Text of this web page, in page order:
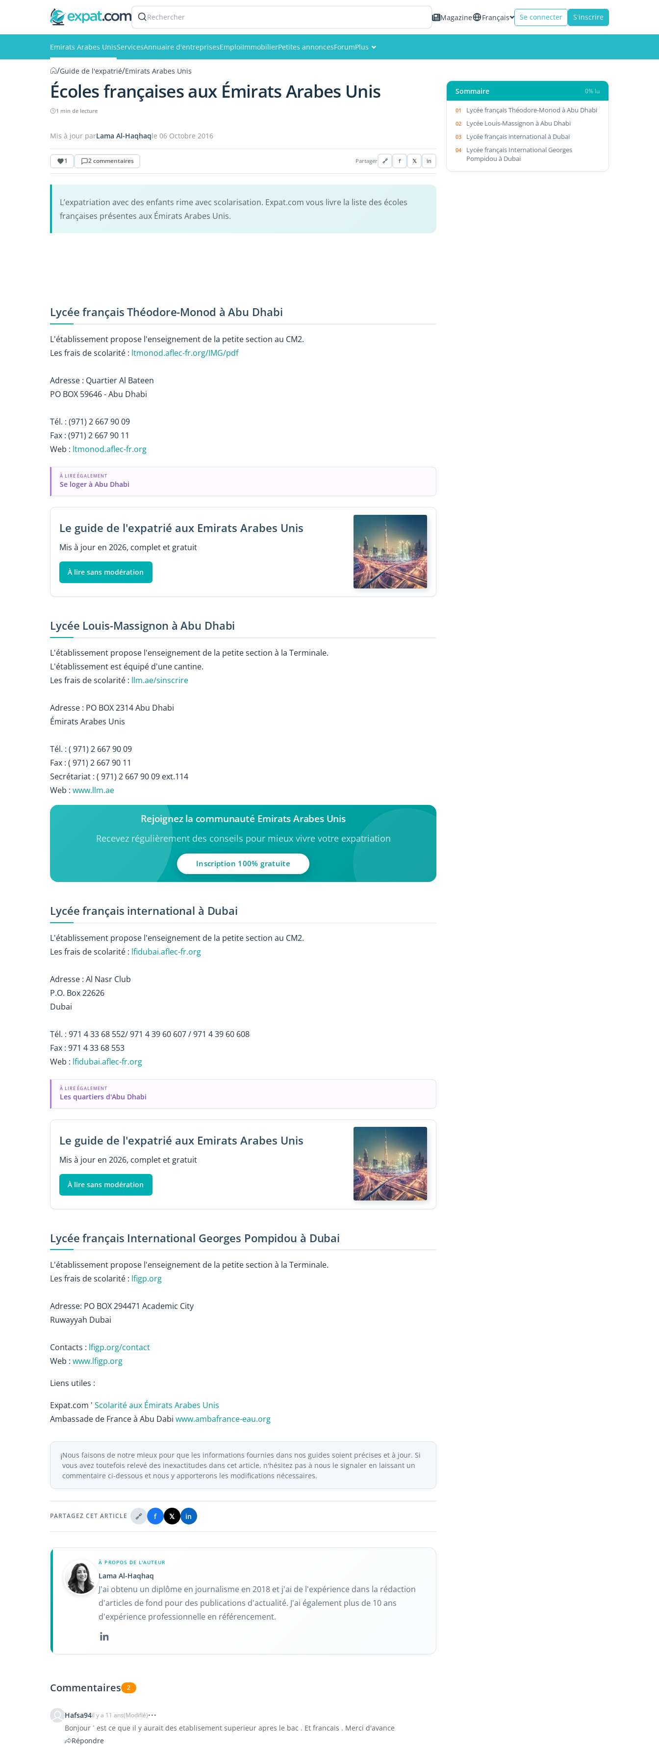
Rechercher Magazine Français Se connecter S'inscrire
Emirats Arabes UnisServicesAnnuaire d'entreprisesEmploiImmobilierPetites annoncesForumPlus
Membres
/Guide de l'expatrié/Emirats Arabes Unis
Écoles françaises aux Émirats Arabes Unis
1 min de lecture
Mis à jour parLama Al-Haqhaqle 06 Octobre 2016
1 2 commentaires Partager 🔗 f 𝕏 in
L’expatriation avec des enfants rime avec scolarisation. Expat.com vous livre la liste des écoles
françaises présentes aux Émirats Arabes Unis.
Lycée français Théodore-Monod à Abu Dhabi
L'établissement propose l'enseignement de la petite section au CM2.
Les frais de scolarité : ltmonod.aflec-fr.org/IMG/pdf
Adresse : Quartier Al Bateen
PO BOX 59646 - Abu Dhabi
Tél. : (971) 2 667 90 09
Fax : (971) 2 667 90 11
Web : ltmonod.aflec-fr.org
À LIRE ÉGALEMENT
Se loger à Abu Dhabi
Le guide de l'expatrié aux Emirats Arabes Unis
Mis à jour en 2026, complet et gratuit
À lire sans modération
Lycée Louis-Massignon à Abu Dhabi
L'établissement propose l'enseignement de la petite section à la Terminale.
L'établissement est équipé d'une cantine.
Les frais de scolarité : llm.ae/sinscrire
Adresse : PO BOX 2314 Abu Dhabi
Émirats Arabes Unis
Tél. : ( 971) 2 667 90 09
Fax : ( 971) 2 667 90 11
Secrétariat : ( 971) 2 667 90 09 ext.114
Web : www.llm.ae
Rejoignez la communauté Emirats Arabes Unis
Recevez régulièrement des conseils pour mieux vivre votre expatriation
Inscription 100% gratuite
Lycée français international à Dubai
L'établissement propose l'enseignement de la petite section au CM2.
Les frais de scolarité : lfidubai.aflec-fr.org
Adresse : Al Nasr Club
P.O. Box 22626
Dubai
Tél. : 971 4 33 68 552/ 971 4 39 60 607 / 971 4 39 60 608
Fax : 971 4 33 68 553
Web : lfidubai.aflec-fr.org
À LIRE ÉGALEMENT
Les quartiers d'Abu Dhabi
Le guide de l'expatrié aux Emirats Arabes Unis
Mis à jour en 2026, complet et gratuit
À lire sans modération
Lycée français International Georges Pompidou à Dubai
L'établissement propose l'enseignement de la petite section à la Terminale.
Les frais de scolarité : lfigp.org
Adresse: PO BOX 294471 Academic City
Ruwayyah Dubai
Contacts : lfigp.org/contact
Web : www.lfigp.org
Liens utiles :
Expat.com ' Scolarité aux Émirats Arabes Unis
Ambassade de France à Abu Dabi www.ambafrance-eau.org
ℹ️Nous faisons de notre mieux pour que les informations fournies dans nos guides soient précises et à jour. Si
vous avez toutefois relevé des inexactitudes dans cet article, n'hésitez pas à nous le signaler en laissant un
commentaire ci-dessous et nous y apporterons les modifications nécessaires.
PARTAGEZ CET ARTICLE 🔗 f 𝕏 in
À PROPOS DE L'AUTEUR
Lama Al-Haqhaq
J'ai obtenu un diplôme en journalisme en 2018 et j'ai de l'expérience dans la rédaction
d'articles de fond pour des publications d'actualité. J'ai également plus de 10 ans
d'expérience professionnelle en référencement.
Commentaires 2
Hafsa94il y a 11 ans(Modifié)
Bonjour ´ est ce que il y aurait des etablisement superieur apres le bac . Et francais . Merci d'avance
Répondre
Sommaire 0% lu
Lycée français Théodore-Monod à Abu Dhabi
Lycée Louis-Massignon à Abu Dhabi
Lycée français international à Dubai
Lycée français International Georges
Pompidou à Dubai